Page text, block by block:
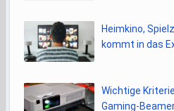
Heimkino,
kommt in das
Wichtige
Gaming-